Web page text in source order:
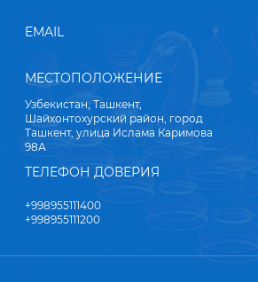
EMAIL
МЕСТОПОЛОЖЕНИЕ
Узбекистан, Ташкент,
Шайхонтохурский район, город
Ташкент, улица Ислама Каримова
98А
ТЕЛЕФОН ДОВЕРИЯ
+998955111400
+998955111200